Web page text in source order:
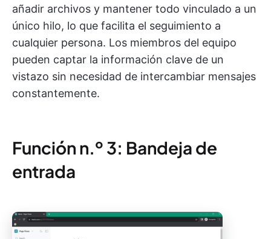
añadir archivos y mantener todo vinculado a un
único hilo, lo que facilita el seguimiento a
cualquier persona. Los miembros del equipo
pueden captar la información clave de un
vistazo sin necesidad de intercambiar mensajes
constantemente.
Función n.º 3: Bandeja de
entrada